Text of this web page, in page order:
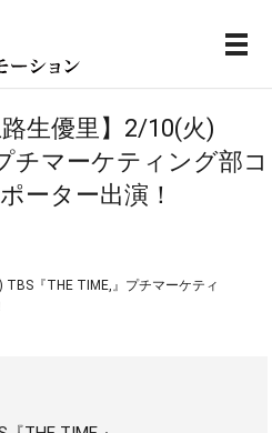
メ
路生優里】2/10(火)
チマーケティング部コ
ーター出演！
TBS『THE TIME,』プチマーケティ